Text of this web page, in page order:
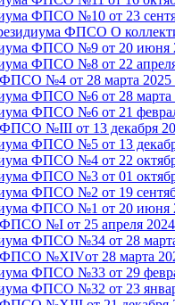
ФПСО №10 от 23
ФПСО О
ФПСО №9 от 20 июня
ФПСО №8 от 22
ФПСО №4 от 28 марта 2025
ФПСО №6 от 28 марта
ФПСО №6 от 21
ФПСО №III от 13 декабря
ФПСО №5 от 13
ФПСО №4 от 22
ФПСО №3 от 01
ФПСО №2 от 19
ФПСО №1 от 20 июня
ФПСО №I от 25 апреля 2024
ФПСО №34 от 28
ФПСО №XIVот 28 марта
ФПСО №33 от 29
ФПСО №32 от 23